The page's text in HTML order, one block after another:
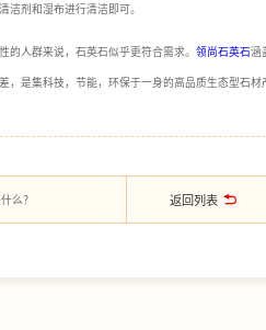
洁剂和湿布进行清洁即可。
人群来说，石英石似乎更符合需求。 领尚石英石涵
是集科技，节能，环保于一身的高品质生态型石
么？ 返回列表